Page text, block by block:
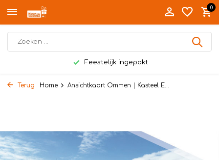
0
Feestelijk ingepakt
Terug Home Ansichtkaart Ommen | Kasteel E...